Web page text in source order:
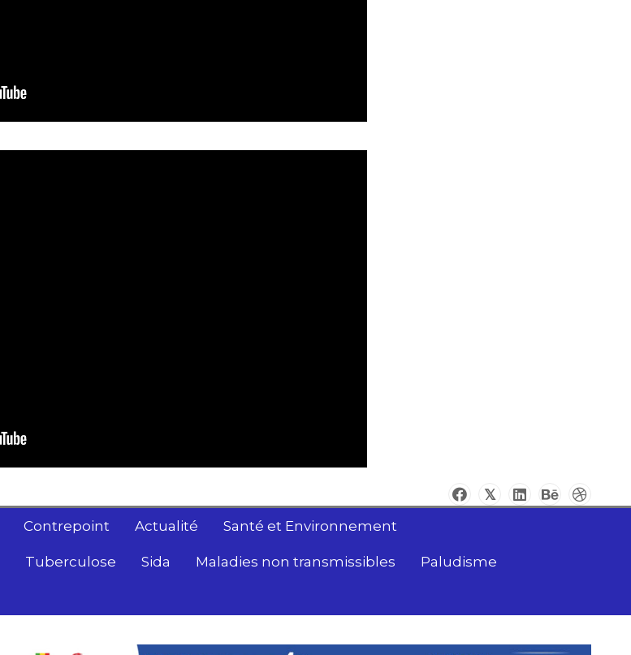
Contrepoint Actualité Santé et Environnement
Tuberculose Sida Maladies non transmissibles Paludisme